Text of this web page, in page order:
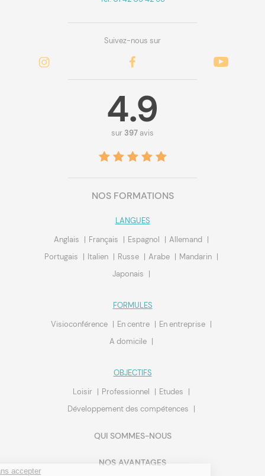
Continuer sans accepter
Suivez-nous sur
4.9
sur397 avis
NOS FORMATIONS
LANGUES
Anglais
Français Espagnol
Allemand
Portugais
Italien Russe Arabe
Mandarin
Japonais
FORMULES
Visioconférence
En centre
En entreprise
A domicile
OBJECTIFS
Loisir
Professionnel
Etudes
Développement des compétences
QUI SOMMES-NOUS
NOS AVANTAGES